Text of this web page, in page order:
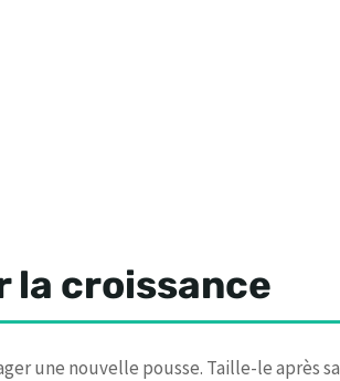
la croissance
une nouvelle pousse. Taille-le après sa